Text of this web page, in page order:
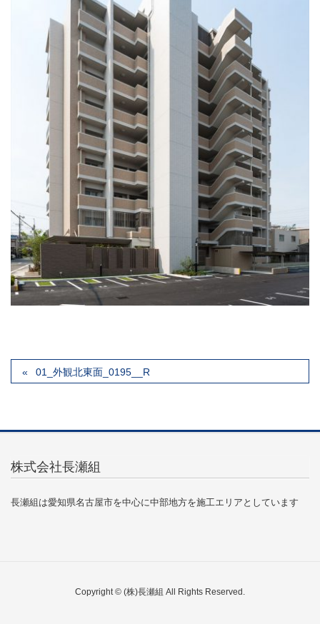
01_外観北東面_0195__R
株式会社長瀬組
長瀬組は愛知県名古屋市を中心に中部地方を施工エリアとしています
Copyright © (株)長瀬組 All Rights Reserved.